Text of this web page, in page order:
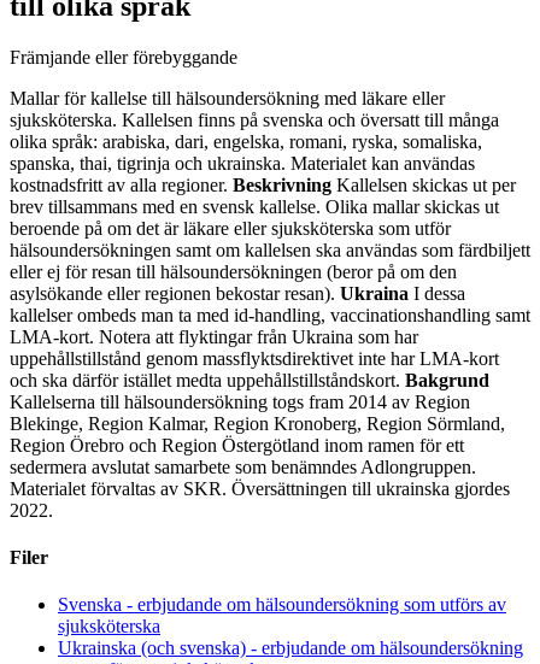
Främjande eller förebyggande
Mallar för kallelse till hälsoundersökning med läkare eller
sjuksköterska. Kallelsen finns på svenska och översatt till många
olika språk: arabiska, dari, engelska, romani, ryska, somaliska,
spanska, thai, tigrinja och ukrainska. Materialet kan användas
kostnadsfritt av alla regioner. Beskrivning Kallelsen skickas ut per
brev tillsammans med en svensk kallelse. Olika mallar skickas ut
beroende på om det är läkare eller sjuksköterska som utför
hälsoundersökningen samt om kallelsen ska användas som färdbiljett
eller ej för resan till hälsoundersökningen (beror på om den
asylsökande eller regionen bekostar resan). Ukraina I dessa
kallelser ombeds man ta med id-handling, vaccinationshandling samt
LMA-kort. Notera att flyktingar från Ukraina som har
uppehållstillstånd genom massflyktsdirektivet inte har LMA-kort
och ska därför istället medta uppehållstillståndskort. Bakgrund
Kallelserna till hälsoundersökning togs fram 2014 av Region
Blekinge, Region Kalmar, Region Kronoberg, Region Sörmland,
Region Örebro och Region Östergötland inom ramen för ett
sedermera avslutat samarbete som benämndes Adlongruppen.
Materialet förvaltas av SKR. Översättningen till ukrainska gjordes
2022.
Filer
Svenska - erbjudande om hälsoundersökning som utförs av
sjuksköterska
Ukrainska (och svenska) - erbjudande om hälsoundersökning